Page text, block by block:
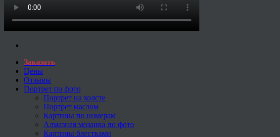
Заказать
Цены
Отзывы
Портрет по фото
Портрет на холсте
Портрет маслом
Картины по номерам
Алмазная мозаика по фото
Картины блестками